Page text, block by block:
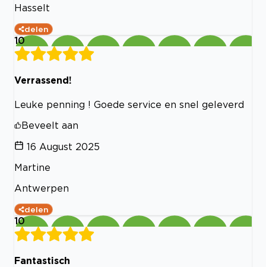
Hasselt
delen
10
Verrassend!
Leuke penning ! Goede service en snel geleverd
Beveelt aan
16 August 2025
Martine
Antwerpen
delen
10
Fantastisch